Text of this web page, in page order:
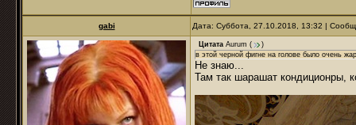
gabi Дата: Суббота, 27.10.2018, 13:32 |
Цитата Aurum (
)
в этой черной фигне на голове было очень
Не знаю...
Там так шарашат кондиционры,